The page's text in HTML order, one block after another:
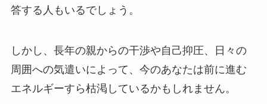
答する人もいるでしょう。
しかし、長年の親からの干渉や自己抑圧、日々の
周囲への気遣いによって、今のあなたは前に進む
エネルギーすら枯渇しているかもしれません。